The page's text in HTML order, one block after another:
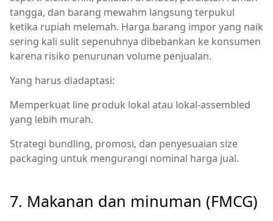
tangga, dan barang mewahm langsung terpukul
ketika rupiah melemah. Harga barang impor yang naik
sering kali sulit sepenuhnya dibebankan ke konsumen
karena risiko penurunan volume penjualan.
Yang harus diadaptasi:
Memperkuat line produk lokal atau lokal‑assembled
yang lebih murah.
Strategi bundling, promosi, dan penyesuaian size
packaging untuk mengurangi nominal harga jual.
7. Makanan dan minuman (FMCG)